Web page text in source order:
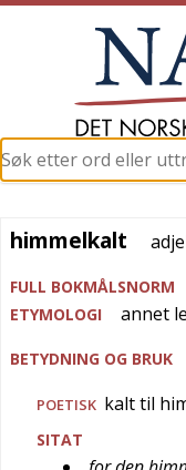
himmelkalt
FULL BOKMÅLSNORM
ETYMOLOGI
annet
BETYDNING OG BRUK
POETISK kalt til
SITAT